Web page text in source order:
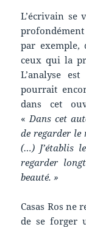
L’écrivain se
par exemple,
ceux qui la
L’analyse
pourrait
dans cet
«Dans cet
de regarder le
(…) J’établis
regarder
beauté. »
Casas Ros ne
de se forger